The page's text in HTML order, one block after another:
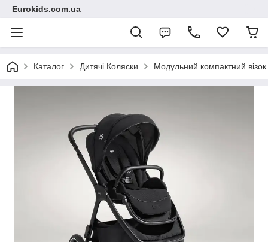
Eurokids.com.ua
Каталог Дитячі Коляски Модульний компактний